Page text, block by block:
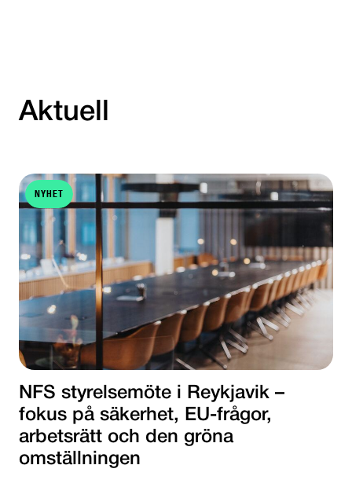
Aktuell
NYHET
NFS styrelsemöte i Reykjavik –
fokus på säkerhet, EU-frågor,
arbetsrätt och den gröna
omställningen